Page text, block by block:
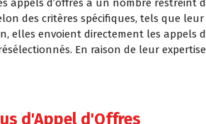
appels d’offres à un nombre restreint
des critères spécifiques, tels que
elles envoient directement les appels
En raison de leur
d'Appel d'Offres